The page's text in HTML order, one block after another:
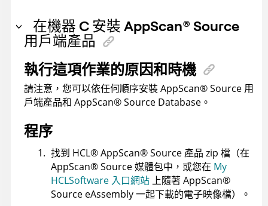
在機器 C 安裝 AppScan® Source
用戶端產品
執行這項作業的原因和時機
請注意，您可以依任何順序安裝AppScan®Source 用
戶端產品和 AppScan®Source Database 。
程序
找到 HCL®AppScan®Source 產品 zip 檔（在
AppScan®Source媒體包中，或您在 My
HCLSoftware 入口網站 上隨著AppScan®
Source eAssembly 一起下載的電子映像檔）。